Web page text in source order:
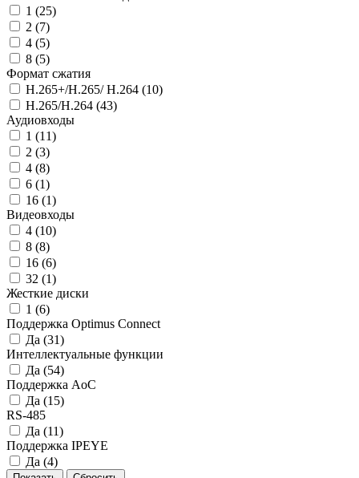
1 (25)
2 (7)
4 (5)
8 (5)
Формат сжатия
H.265+/H.265/ H.264 (10)
H.265/H.264 (43)
Аудиовходы
1 (11)
2 (3)
4 (8)
6 (1)
16 (1)
Видеовходы
4 (10)
8 (8)
16 (6)
32 (1)
Жесткие диски
1 (6)
Поддержка Optimus Connect
Да (31)
Интеллектуальные функции
Да (54)
Поддержка AoC
Да (15)
RS-485
Да (11)
Поддержка IPEYE
Да (4)